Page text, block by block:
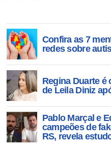
Confira as 7
redes sobre
Regina Duarte é
de Leila Diniz
Pablo Marçal e
campeões de
RS, revela